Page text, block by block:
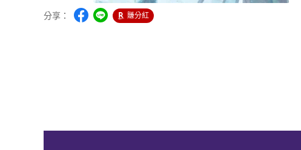
分享： 賺分紅